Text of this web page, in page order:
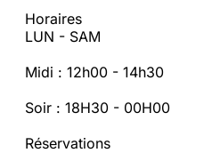
Horaires
LUN - SAM
Midi : 12h00 - 14h30
Soir : 18H30 - 00H00
Réservations